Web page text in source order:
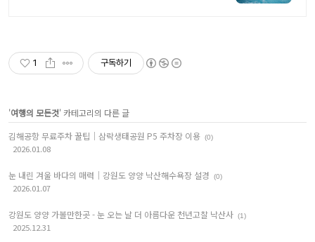
1 구독하기
'여행의 모든것' 카테고리의 다른 글
김해공항 무료주차 꿀팁｜삼락생태공원 P5 주차장 이용 (0)
2026.01.08
눈 내린 겨울 바다의 매력｜강원도 양양 낙산해수욕장 설경 (0)
2026.01.07
강원도 양양 가볼만한곳 - 눈 오는 날 더 아름다운 천년고찰 낙산사 (1)
2025.12.31